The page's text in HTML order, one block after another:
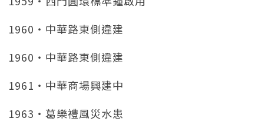
1960‧中華路東側違建
1960‧中華路東側違建
1961‧中華商場興建中
1963‧葛樂禮風災水患